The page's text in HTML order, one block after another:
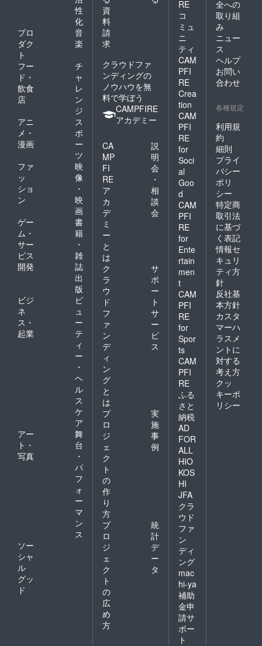
性
化
プロ
ダク
ト
音
楽
フー
ド・
飲食
店
チ
ャ
レ
ン
ジ
アニ
メ・
漫画
ス
ポ
ー
ツ
ファ
ッ
ショ
ン
映
像
・
映
画
ゲー
ム・
サー
ビス
開発
書
籍
・
雑
誌
出
版
ビジ
ネ
ス・
起業
ビ
ュ
ー
テ
ィ
ー
・
ヘ
ル
ス
ケ
ア
アー
ト・
写真
舞
台
・
パ
フ
ォ
ー
マ
ン
ス
ソー
シャ
ル
グッ
ド
資
料
請
求
クラウドファ
ンディングの
ノウハウを無
料で学ぼう
CAMPFIRE
アカデミー
CA
MP
FI
RE
ア
カ
デ
ミ
ー
と
は
説
明
会
・
相
談
会
ク
ラ
ウ
ド
フ
ァ
ン
デ
ィ
ン
グ
と
は
サ
ポ
ー
ト
サ
ー
ビ
ス
プ
ロ
ジ
ェ
ク
ト
の
作
り
方
実
施
事
例
プ
ロ
ジ
ェ
ク
ト
の
広
め
方
統
計
デ
ー
タ
RE
コ
ミュ
ニ
ティ
CAM
PFI
RE
Crea
tion
CAM
PFI
RE
for
Soci
al
Goo
d
CAM
PFI
RE
for
Ente
rtain
men
t
CAM
PFI
RE
for
Spor
ts
CAM
PFI
RE
ふる
さと
納税
AD
FOR
ALL
HIO
KOS
HI
JFA
クラ
ウド
ファ
ン
ディ
ング
mac
hi-ya
補助
金申
請サ
ポー
ト
全への
取り組
み
ニュー
ス
ヘルプ
お問い
合わせ
各種規定
利用規
約
細則
プライ
バシー
ポリ
シー
特定商
取引法
に基づ
く表記
情報セ
キュリ
ティ方
針
反社基
本方針
カスタ
マーハ
ラスメ
ントに
対する
考え方
クッ
キーポ
リシー